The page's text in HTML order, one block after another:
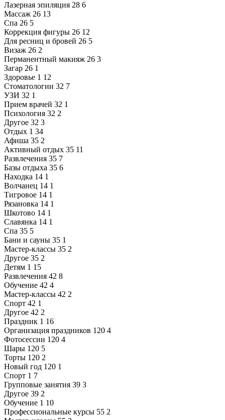
Лазерная эпиляция 28 6
Массаж 26 13
Спа 26 5
Коррекция фигуры 26 12
Для ресниц и бровей 26 5
Визаж 26 2
Перманентный макияж 26 3
Загар 26 1
Здоровье 1 12
Стоматологии 32 7
УЗИ 32 1
Прием врачей 32 1
Психология 32 2
Другое 32 3
Отдых 1 34
Афиша 35 2
Активный отдых 35 11
Развлечения 35 7
Базы отдыха 35 6
Находка 14 1
Волчанец 14 1
Тигровое 14 1
Рязановка 14 1
Шкотово 14 1
Славянка 14 1
Спа 35 5
Бани и сауны 35 1
Мастер-классы 35 2
Другое 35 2
Детям 1 15
Развлечения 42 8
Обучение 42 4
Мастер-классы 42 2
Спорт 42 1
Другое 42 2
Праздник 1 16
Организация праздников 120 4
Фотосессии 120 4
Шары 120 5
Торты 120 2
Новый год 120 1
Спорт 1 7
Групповые занятия 39 3
Другое 39 2
Обучение 1 10
Профессиональные курсы 55 2